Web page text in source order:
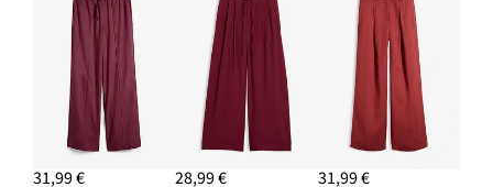
31,99 € 28,99 € 31,99 €